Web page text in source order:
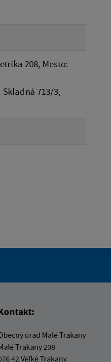
208, Mesto:
Skladná 713/3,
úrad Malé Trakany
Trakany 208
42 Veľké Trakany